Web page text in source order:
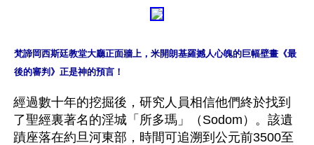
梵諦岡西斯廷教堂大廳正面牆上，米開朗基羅撼人心魄的巨幅壁畫《最
後的審判》正是神的預言！
經過數十年的挖掘後，研究人員相信他們終於找到
了聖經裏著名的淫城「所多瑪」（Sodom）。該遺
蹟座落在約旦河東部，時間可追溯到公元前3500至